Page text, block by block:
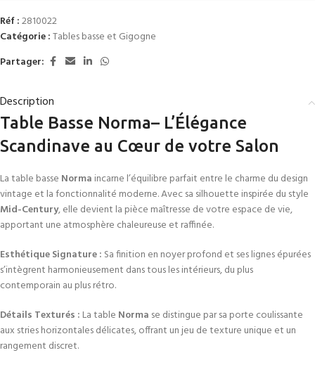
Réf :2810022
Catégorie :Tables basse et Gigogne
Partager:
Description
Table Basse Norma– L’Élégance
Scandinave au Cœur de votre Salon
La table basse Norma incarne l’équilibre parfait entre le charme du design
vintage et la fonctionnalité moderne. Avec sa silhouette inspirée du style
Mid-Century, elle devient la pièce maîtresse de votre espace de vie,
apportant une atmosphère chaleureuse et raffinée.
Esthétique Signature : Sa finition en noyer profond et ses lignes épurées
s’intègrent harmonieusement dans tous les intérieurs, du plus
contemporain au plus rétro.
Détails Texturés : La table Norma se distingue par sa porte coulissante
aux stries horizontales délicates, offrant un jeu de texture unique et un
rangement discret.